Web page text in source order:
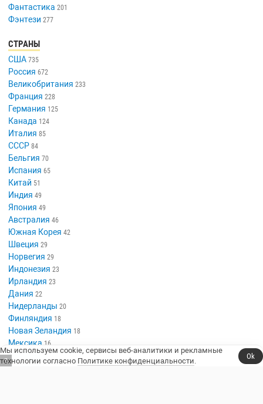
Фантастика 201
Фэнтези 277
СТРАНЫ
США 735
Россия 672
Великобритания 233
Франция 228
Германия 125
Канада 124
Италия 85
СССР 84
Бельгия 70
Испания 65
Китай 51
Индия 49
Япония 49
Австралия 46
Южная Корея 42
Швеция 29
Норвегия 29
Индонезия 23
Ирландия 23
Дания 22
Нидерланды 20
Финляндия 18
Новая Зеландия 18
Мексика 16
Аргентина 14
Венгрия
Мы используем cookie, сервисы веб-аналитики и рекламные
технологии согласно Политике конфиденциальности.
Ok
6